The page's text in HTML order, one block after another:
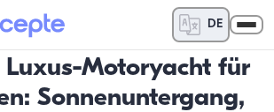
DE
Luxus-Motoryacht für
Sonnenuntergang,